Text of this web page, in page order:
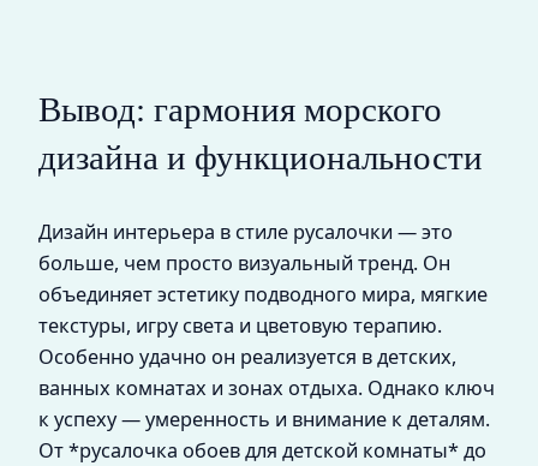
Вывод: гармония морского
дизайна и функциональности
Дизайн интерьера в стиле русалочки — это
больше, чем просто визуальный тренд. Он
объединяет эстетику подводного мира, мягкие
текстуры, игру света и цветовую терапию.
Особенно удачно он реализуется в детских,
ванных комнатах и зонах отдыха. Однако ключ
к успеху — умеренность и внимание к деталям.
От *русалочка обоев для детской комнаты* до